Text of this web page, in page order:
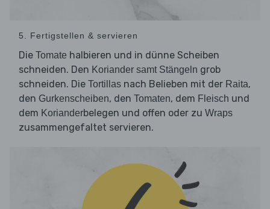
5. Fertigstellen & servieren
Die Tomate halbieren und in dünne Scheiben
schneiden. Den Koriander samt Stängeln grob
schneiden. Die Tortillas nach Belieben mit der Raita,
den Gurkenscheiben, den Tomaten, dem Fleisch und
dem Korianderbelegen und offen oder zu Wraps
zusammengefaltet servieren.